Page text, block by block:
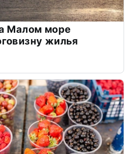
Малом море
жилья